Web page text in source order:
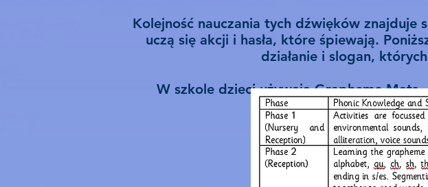
Kolejność nauczania tych dźwięków
uczą się akcji i hasła, które śpiewają.
działanie i slogan,
W szkole dzieci używają Grapheme
pisaniu. Są